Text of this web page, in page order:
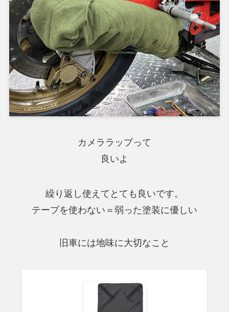
カメララップって
良いよ
繰り返し使えてとても良いです。
テープを使わない＝弱った塗装に優しい
旧車には地味に大切なこと